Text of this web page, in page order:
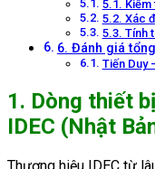
5.1.
5.2. Xác
5.3. Tính
6. Đánh giá
Tiến Duy
1. Dòng thiết
IDEC (Nhật
Thương hiệu IDEC từ